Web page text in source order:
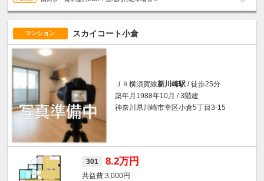
マンション スカイコート小倉
ＪＲ横須賀線新川崎駅 / 徒歩25分
築年月1988年10月 / 3階建
神奈川県川崎市幸区小倉5丁目3-15
301 8.2万円
3,000円